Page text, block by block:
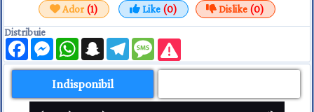
Ador(1) Like (0) Dislike (0)
Distribuie
FacebookMessengerWhatsAppSnapchatTelegramMessage
Indisponibil